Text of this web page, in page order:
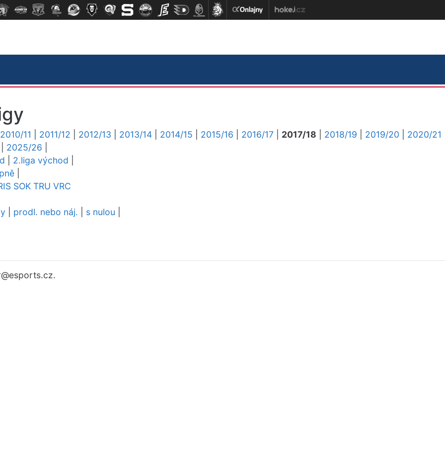
2010/11 2011/12 2012/13 2013/14 2014/15 2015/16 2016/17 2017/18 2018/19 2019/20
2020/21
2025/26
2.liga východ
SOK TRU VRC
prodl. nebo náj. s nulou
@esports.cz.